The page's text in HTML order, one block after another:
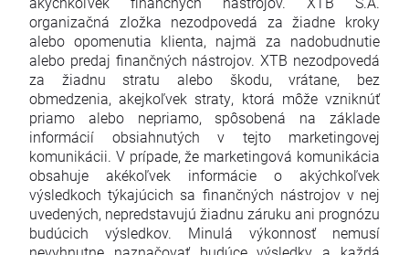
organizačná zložka nezodpovedá za žiadne kroky
alebo opomenutia klienta, najmä za nadobudnutie
alebo predaj finančných nástrojov. XTB nezodpovedá
za žiadnu stratu alebo škodu, vrátane, bez
obmedzenia, akejkoľvek straty, ktorá môže vzniknúť
priamo alebo nepriamo, spôsobená na základe
informácií obsiahnutých v tejto marketingovej
komunikácii. V prípade, že marketingová komunikácia
obsahuje akékoľvek informácie o akýchkoľvek
výsledkoch týkajúcich sa finančných nástrojov v nej
uvedených, nepredstavujú žiadnu záruku ani prognózu
budúcich výsledkov. Minulá výkonnosť nemusí